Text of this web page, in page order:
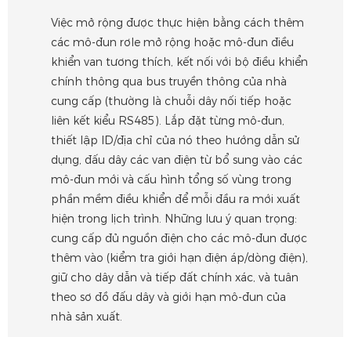
Việc mở rộng được thực hiện bằng cách thêm
các mô-đun rơle mở rộng hoặc mô-đun điều
khiển van tương thích, kết nối với bộ điều khiển
chính thông qua bus truyền thông của nhà
cung cấp (thường là chuỗi dây nối tiếp hoặc
liên kết kiểu RS485). Lắp đặt từng mô-đun,
thiết lập ID/địa chỉ của nó theo hướng dẫn sử
dụng, đấu dây các van điện từ bổ sung vào các
mô-đun mới và cấu hình tổng số vùng trong
phần mềm điều khiển để mỗi đầu ra mới xuất
hiện trong lịch trình. Những lưu ý quan trọng:
cung cấp đủ nguồn điện cho các mô-đun được
thêm vào (kiểm tra giới hạn điện áp/dòng điện),
giữ cho dây dẫn và tiếp đất chính xác, và tuân
theo sơ đồ đấu dây và giới hạn mô-đun của
nhà sản xuất.